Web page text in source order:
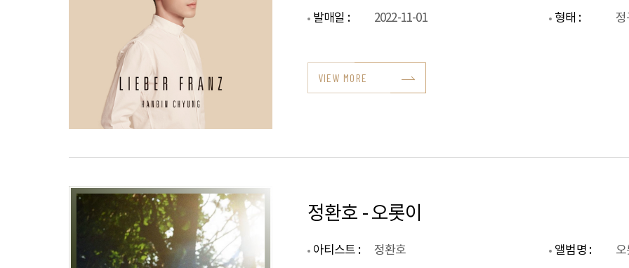
발매일 :
2022-11-01 형태 : 정
VIEW MORE
정환호 - 오롯이
아티스트 : 정환호 앨범명 :